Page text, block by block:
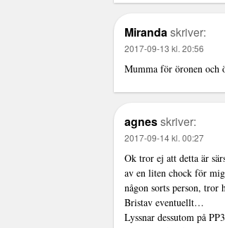
Mirandaskriver:
2017-09-13 kl. 20:56
Mumma för öronen
agnesskriver:
2017-09-14 kl. 00:27
Ok tror ej att detta är
av en liten chock för
någon sorts person, tror
Bristav eventuellt…
Lyssnar dessutom på